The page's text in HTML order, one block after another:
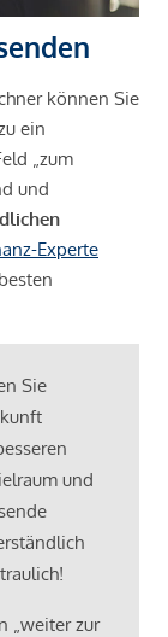
können Sie
ein
„zum
und
Experte
Sie
und
„weiter zur